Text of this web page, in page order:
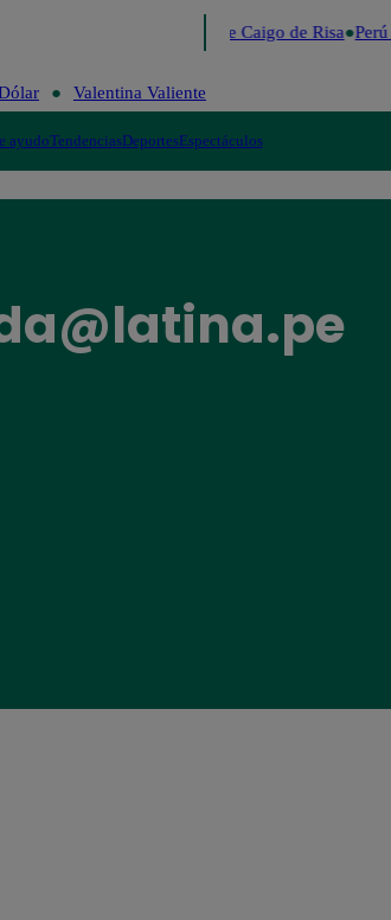
Me Caigo de Risa Perú
Valentina Valiente
ayudoTendenciasDeportesEspectáculos